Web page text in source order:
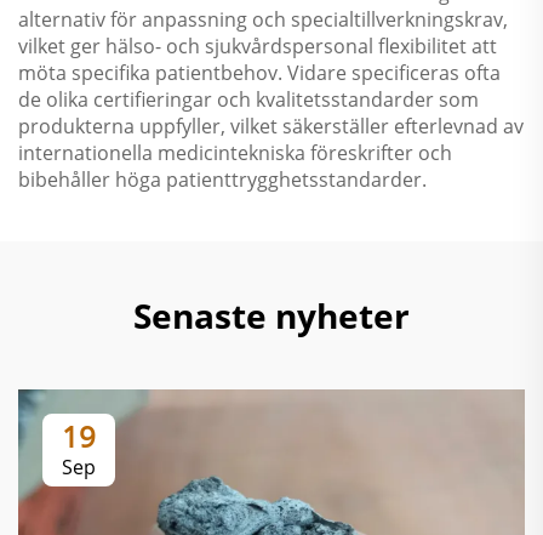
alternativ för anpassning och specialtillverkningskrav,
vilket ger hälso- och sjukvårdspersonal flexibilitet att
möta specifika patientbehov. Vidare specificeras ofta
de olika certifieringar och kvalitetsstandarder som
produkterna uppfyller, vilket säkerställer efterlevnad av
internationella medicintekniska föreskrifter och
bibehåller höga patienttrygghetsstandarder.
Senaste nyheter
19
Sep